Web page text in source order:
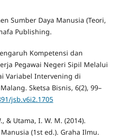
Sumber Daya Manusia (Teori,
Publishing.
Kompetensi dan
Pegawai Negeri Sipil Melalui
Variabel Intervening di
Sketsa Bisnis, 6(2), 99–
jsb.v6i2.1705
& Utama, I. W. M. (2014).
(1st ed.). Graha Ilmu.